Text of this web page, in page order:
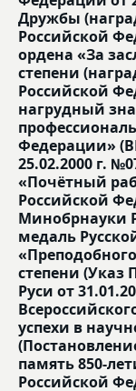
Дружбы
Российской
ордена «За
степени
Российской
нагрудный
Федерации»
25.02.2000 г.
«Почётный
Российской
Минобрнауки
медаль
степени (Указ
Руси от
успехи в
память 850-
Российской